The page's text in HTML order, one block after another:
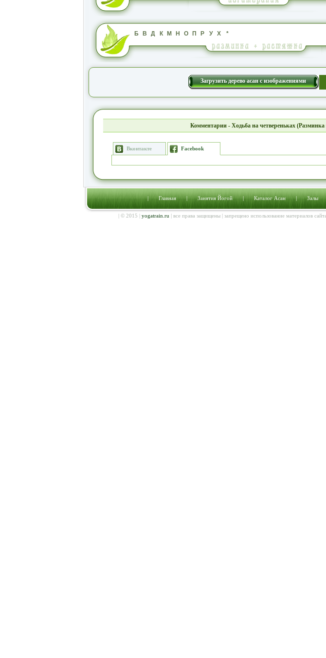
Б В Д К М Н О П Р У Х *
Загрузить дерево асан с изображениями
Комментарии - Ходьба на четвереньках (Разминка
Вконтакте Facebook
|Главная|Занятия Йогой|Каталог Асан|Залы
| © 2015 | yogatrain.ru | все права защищены | запрещено использование материалов